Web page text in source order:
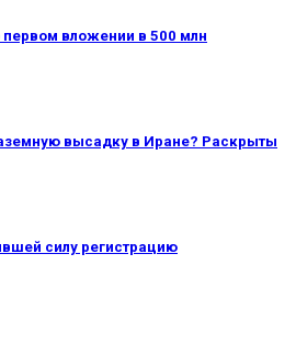
вложении в 500 млн
высадку в Иране? Раскрыты
силу регистрацию